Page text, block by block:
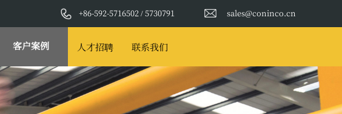
+86-592-5716502 / 5730791 sales@coninco.cn
客户案例 人才招聘 联系我们